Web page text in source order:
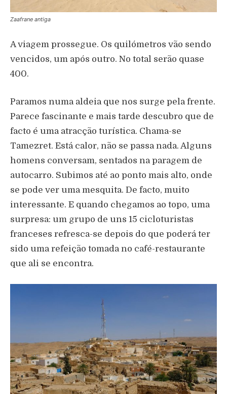
Zaafrane antiga
A viagem prossegue. Os quilómetros vão sendo
vencidos, um após outro. No total serão quase
400.
Paramos numa aldeia que nos surge pela frente.
Parece fascinante e mais tarde descubro que de
facto é uma atracção turística. Chama-se
Tamezret. Está calor, não se passa nada. Alguns
homens conversam, sentados na paragem de
autocarro. Subimos até ao ponto mais alto, onde
se pode ver uma mesquita. De facto, muito
interessante. E quando chegamos ao topo, uma
surpresa: um grupo de uns 15 cicloturistas
franceses refresca-se depois do que poderá ter
sido uma refeição tomada no café-restaurante
que ali se encontra.